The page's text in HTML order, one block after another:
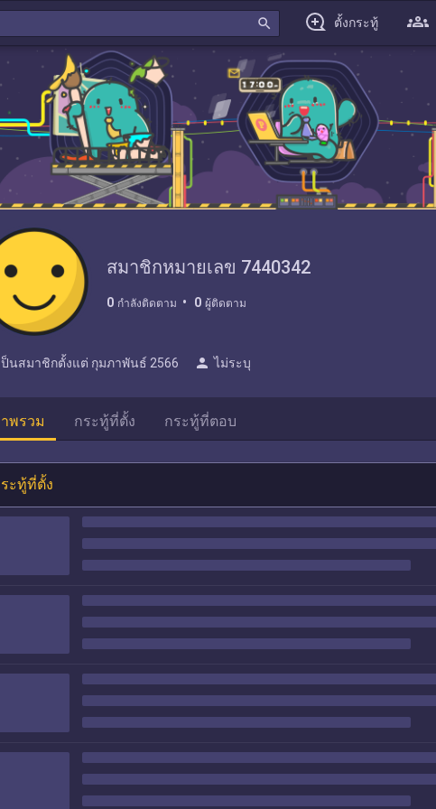
search ตั้งกระทู้
สมาชิกหมายเลข 7440342
0 กำลังติดตาม 0 ผู้ติดตาม
ป็นสมาชิกตั้งแต่ กุมภาพันธ์ 2566 person ไม่ระบุ
พรวม กระทู้ที่ตั้ง กระทู้ที่ตอบ
ะทู้ที่ตั้ง